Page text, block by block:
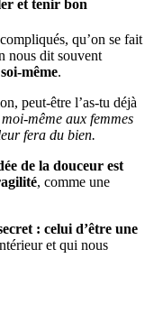
et tenir bon
qu’on se fait
nous dit souvent
même.
peut-être l’as-tu déjà
même aux femmes
fera du bien.
de la douceur est
, comme une
: celui d’être une
et qui nous